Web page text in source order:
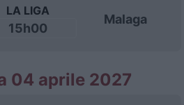
LA LIGA
15h00
Malaga
04 aprile 2027